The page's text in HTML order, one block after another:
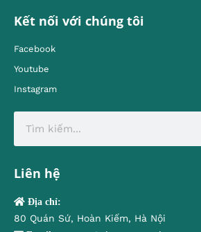
Kết nối với chúng tôi
Facebook
Youtube
Instagram
Liên hệ
Địa chỉ:
80 Quán Sứ, Hoàn Kiếm, Hà Nội